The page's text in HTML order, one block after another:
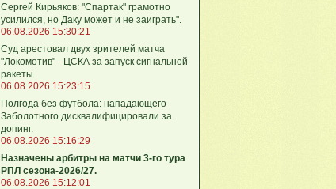
Сергей Кирьяков: "Спартак" грамотно
усилился, но Даку может и не заиграть".
06.08.2026 15:30:21
Суд арестовал двух зрителей матча
"Локомотив" - ЦСКА за запуск сигнальной
ракеты.
06.08.2026 15:23:15
Полгода без футбола: нападающего
Заболотного дисквалифицировали за
допинг.
06.08.2026 15:16:29
Назначены арбитры на матчи 3-го тура
РПЛ сезона-2026/27.
06.08.2026 15:12:01